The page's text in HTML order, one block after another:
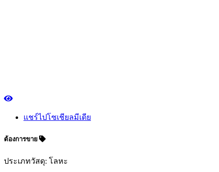
แชร์ไปโซเชียลมีเดีย
ต้องการขาย
ประเภทวัสดุ: โลหะ